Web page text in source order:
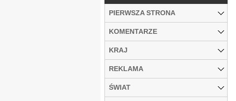
PIERWSZA STRONA
KOMENTARZE
KRAJ
REKLAMA
ŚWIAT